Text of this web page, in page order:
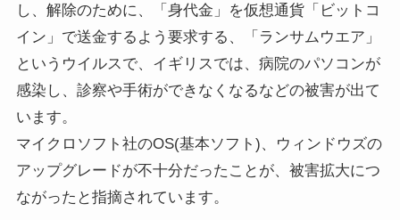
し、解除のために、「身代金」を仮想通貨「ビットコ
イン」で送金するよう要求する、「ランサムウエア」
というウイルスで、イギリスでは、病院のパソコンが
感染し、診察や手術ができなくなるなどの被害が出て
います。
マイクロソフト社のOS(基本ソフト)、ウィンドウズの
アップグレードが不十分だったことが、被害拡大につ
ながったと指摘されています。